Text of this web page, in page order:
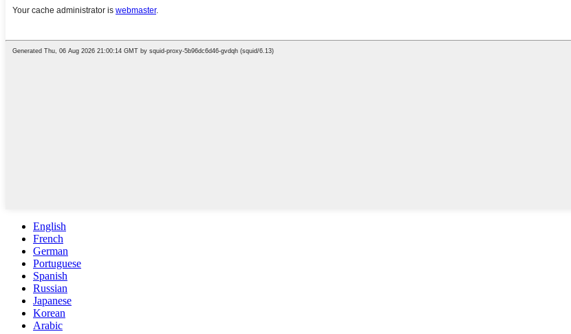
English
French
German
Portuguese
Spanish
Russian
Japanese
Korean
Arabic